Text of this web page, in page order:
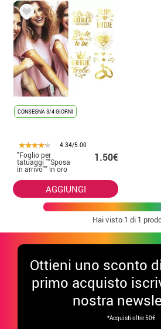
CONSEGNA 3/4 GIORNI
4.34/5.00
"Foglio per
tatuaggi ""Sposa
in arrivo"" in oro
1.50€
AGGIUNGI
Hai visto 1 di 1
Ottieni uno sconto
primo acquisto
nostra
*Acquisti oltre 50€